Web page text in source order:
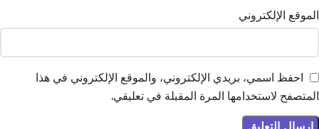
الموقع الإلكتروني
احفظ اسمي، بريدي الإلكتروني، والموقع الإلكتروني في هذا
المتصفح لاستخدامها المرة المقبلة في تعليقي.